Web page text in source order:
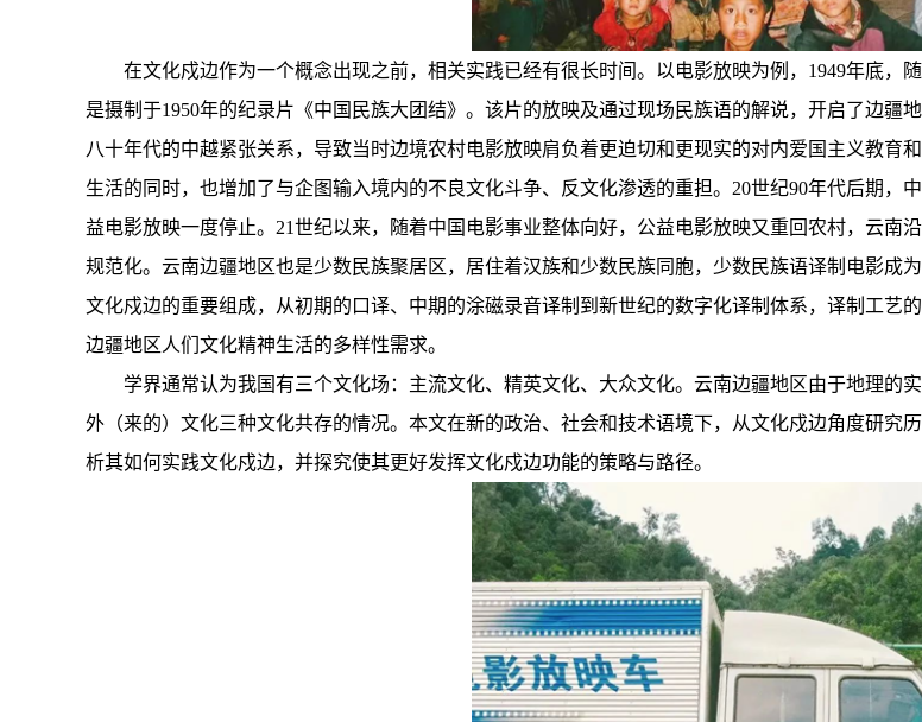
在文化戍边作为一个概念出现之前，相关实践已经有很长时间。以电影放映为例，1949年底
是摄制于1950年的纪录片《中国民族大团结》。该片的放映及通过现场民族语的解说，开启了边
八十年代的中越紧张关系，导致当时边境农村电影放映肩负着更迫切和更现实的对内爱国主义教育
生活的同时，也增加了与企图输入境内的不良文化斗争、反文化渗透的重担。20世纪90年代后期
益电影放映一度停止。21世纪以来，随着中国电影事业整体向好，公益电影放映又重回农村，云南
规范化。云南边疆地区也是少数民族聚居区，居住着汉族和少数民族同胞，少数民族语译制电影成
文化戍边的重要组成，从初期的口译、中期的涂磁录音译制到新世纪的数字化译制体系，译制工艺
边疆地区人们文化精神生活的多样性需求。
学界通常认为我国有三个文化场：主流文化、精英文化、大众文化。云南边疆地区由于地理的
外（来的）文化三种文化共存的情况。本文在新的政治、社会和技术语境下，从文化戍边角度研究
析其如何实践文化戍边，并探究使其更好发挥文化戍边功能的策略与路径。